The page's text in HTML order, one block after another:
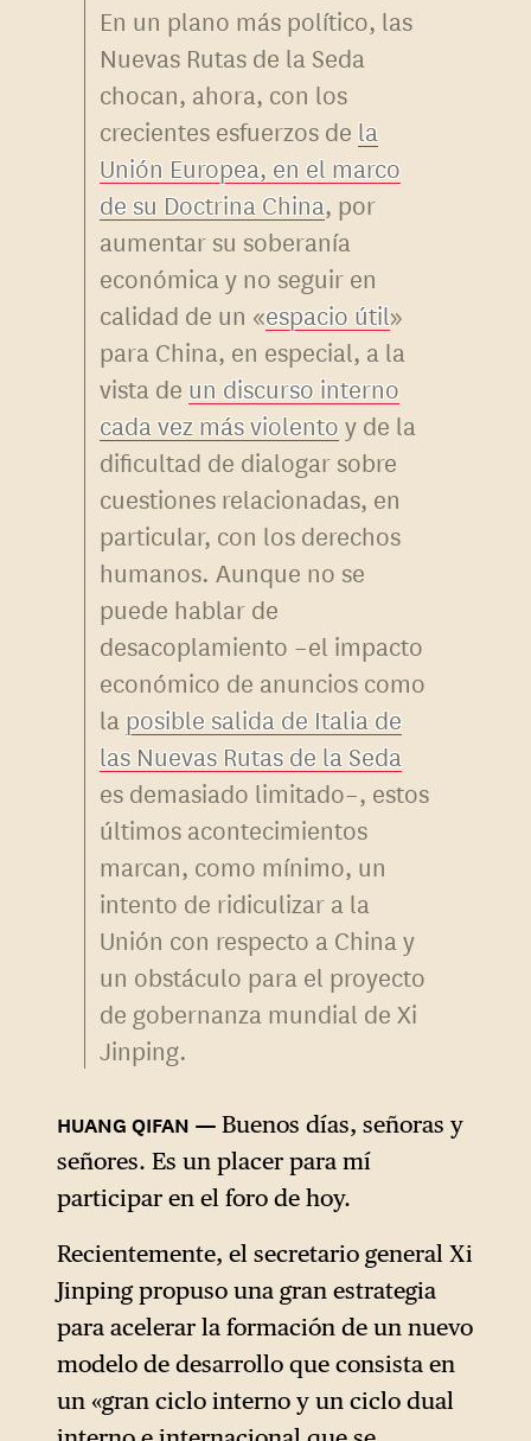
En un plano más político, las
Nuevas Rutas de la Seda
chocan, ahora, con los
crecientes esfuerzos dela
Unión Europea, en el marco
de su Doctrina China, por
aumentar su soberanía
económica y no seguir en
calidad de un «espacio útil»
para China, en especial, a la
vista deun discurso interno
cada vez más violentoy de la
dificultad de dialogar sobre
cuestiones relacionadas, en
particular, con los derechos
humanos. Aunque no se
puede hablar de
desacoplamiento –el impacto
económico de anuncios como
la posible salida de Italia de
las Nuevas Rutas de la Seda
es demasiado limitado–, estos
últimos acontecimientos
marcan, como mínimo, un
intento de ridiculizar a la
Unión con respecto a China y
un obstáculo para el proyecto
de gobernanza mundial de Xi
Jinping.
Buenos días, señoras y
señores. Es un placer para mí
participar en el foro de hoy.
Recientemente, el secretario general Xi
Jinping propuso una gran estrategia
para acelerar la formación de un nuevo
modelo de desarrollo que consista en
un «gran ciclo interno y un ciclo dual